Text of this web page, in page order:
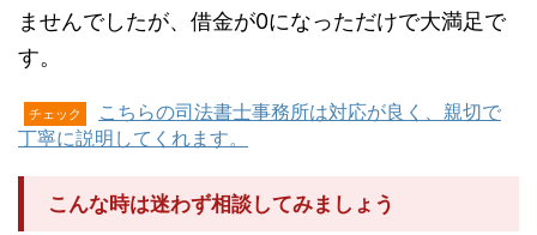
ませんでしたが、借金が0になっただけで大満足で
す。
チェック
こちらの司法書士事務所は対応が良く、親切で
丁寧に説明してくれます。
こんな時は迷わず相談してみましょう